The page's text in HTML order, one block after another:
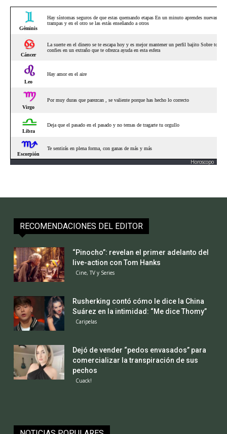
Horoscopo
RECOMENDACIONES DEL EDITOR
“Pinocho”: revelan el primer adelanto del
live-action con Tom Hanks
Cine, TV y Series
Rusherking contó cómo le dice la China
Suárez en la intimidad: “Me dice Thomy”
Caripelas
Dejó de vender “pedos envasados” para
comercializar la transpiración de sus
pechos
Cuack!